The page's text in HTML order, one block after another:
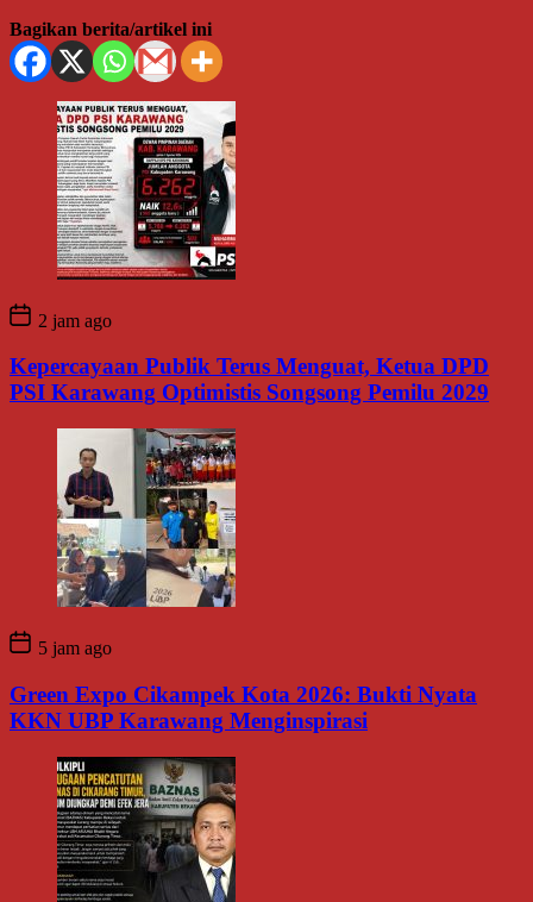
Bagikan berita/artikel ini
2 jam ago
Kepercayaan Publik Terus Menguat, Ketua DPD
PSI Karawang Optimistis Songsong Pemilu 2029
5 jam ago
Green Expo Cikampek Kota 2026: Bukti Nyata
KKN UBP Karawang Menginspirasi